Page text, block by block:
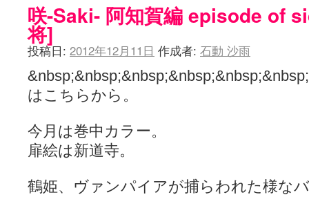
咲-Saki- 阿知賀編 episode of
将]
投稿日: 2012年12月11日 作成者: 石動 沙雨
はこちらから。
今月は巻中カラー。
扉絵は新道寺。
鶴姫、ヴァンパイアが捕らわれた様な